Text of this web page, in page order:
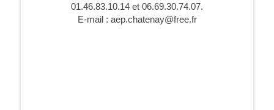
01.46.83.10.14 et 06.69.30.74.07.
E-mail : aep.chatenay@free.fr